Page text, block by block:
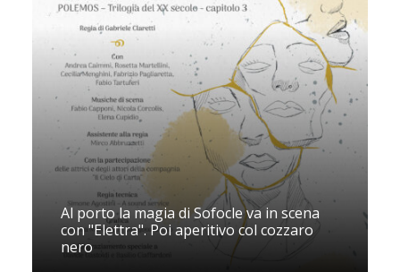
Al porto la magia di Sofocle va in scena
con "Elettra". Poi aperitivo col cozzaro
nero